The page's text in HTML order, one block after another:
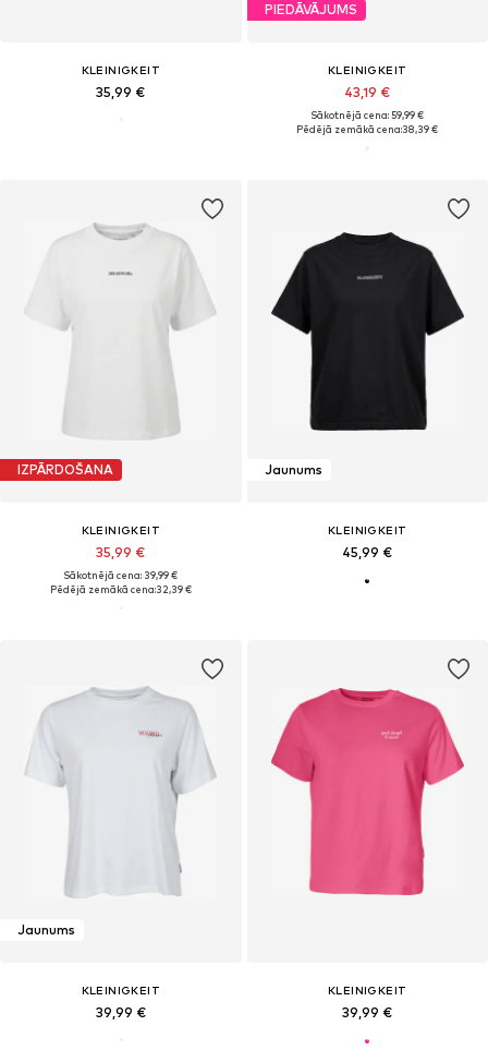
KLEINIGKEIT
35,99 €
PIEDĀVĀJUMS
KLEINIGKEIT
43,19 €
Sākotnējā cena: 59,99 €
Pēdējā zemākā cena:38,39 €
IZPĀRDOŠANA
KLEINIGKEIT
35,99 €
Sākotnējā cena: 39,99 €
Pēdējā zemākā cena:32,39 €
Jaunums
KLEINIGKEIT
45,99 €
Jaunums
KLEINIGKEIT
39,99 €
KLEINIGKEIT
39,99 €